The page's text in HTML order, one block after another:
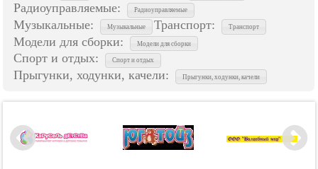
Радиоуправляемые: Радиоуправляемые
Музыкальные: Музыкальные Транспорт: Транспорт
Модели для сборки: Модели для сборки
Спорт и отдых: Спорт и отдых
Прыгунки, ходунки, качели: Прыгунки, ходунки, качели